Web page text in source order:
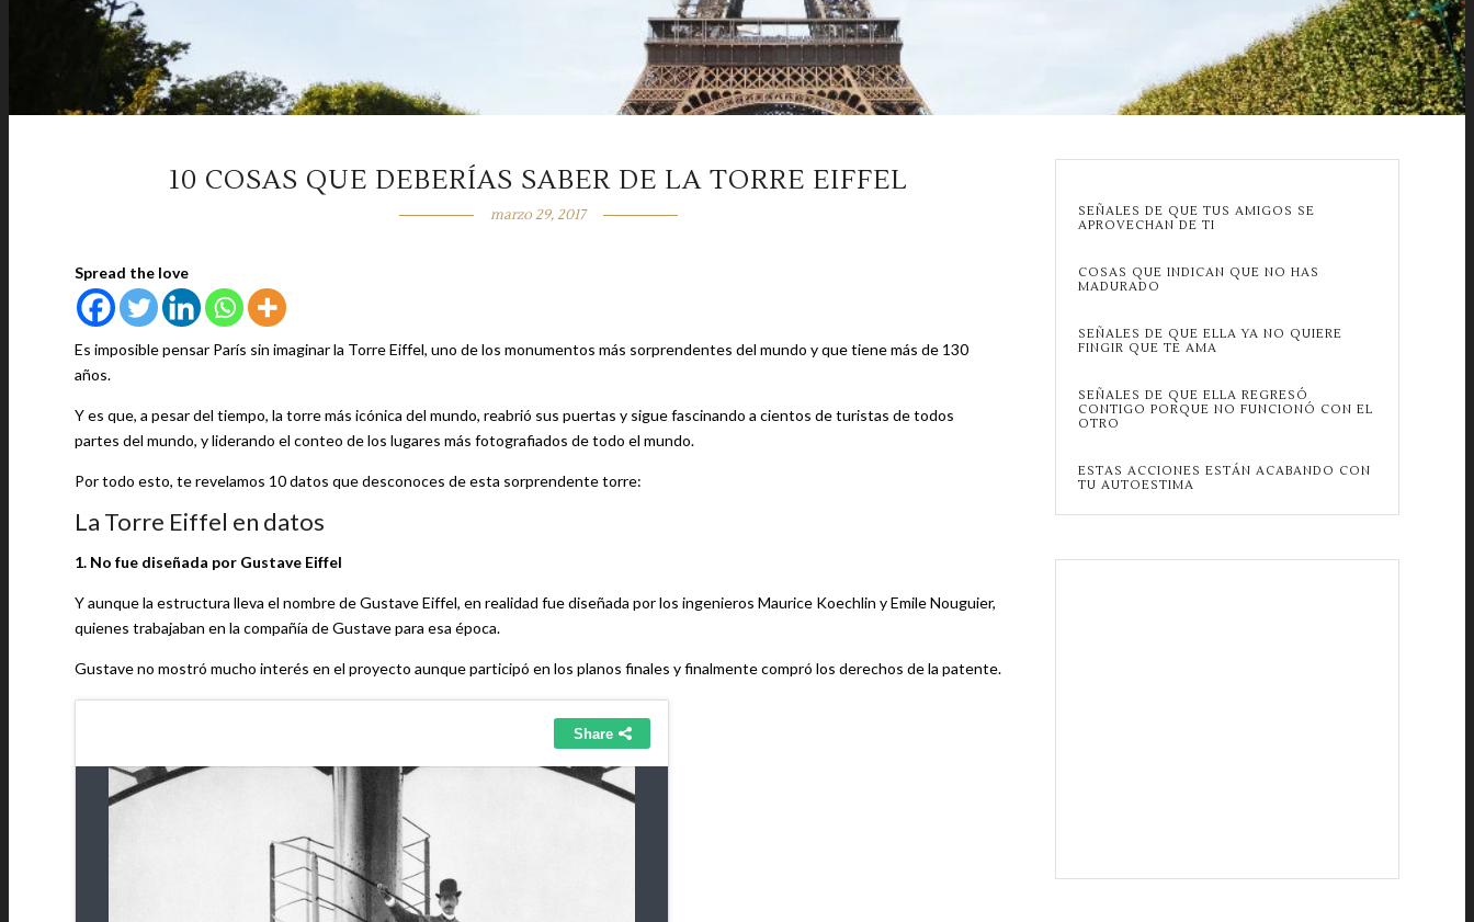
10 COSAS QUE DEBERÍAS SABER DE LA TORRE EIFFEL
marzo 29, 2017
Spread the love
Es imposible pensar París sin imaginar la Torre Eiffel, uno de los monumentos más sorprendentes del mundo y que tiene más de 130
años.
Y es que, a pesar del tiempo, la torre más icónica del mundo, reabrió sus puertas y sigue fascinando a cientos de turistas de todos
partes del mundo, y liderando el conteo de los lugares más fotografiados de todo el mundo.
Por todo esto, te revelamos 10 datos que desconoces de esta sorprendente torre:
La Torre Eiffel en datos
1. No fue diseñada por Gustave Eiffel
Y aunque la estructura lleva el nombre de Gustave Eiffel, en realidad fue diseñada por los ingenieros Maurice Koechlin y Emile Nouguier,
quienes trabajaban en la compañía de Gustave para esa época.
Gustave no mostró mucho interés en el proyecto aunque participó en los planos finales y finalmente compró los derechos de la patente.
SEÑALES DE QUE TUS AMIGOS SE
APROVECHAN DE TI
COSAS QUE INDICAN QUE NO HAS
MADURADO
SEÑALES DE QUE ELLA YA NO QUIERE
FINGIR QUE TE AMA
SEÑALES DE QUE ELLA REGRESÓ
CONTIGO PORQUE NO FUNCIONÓ CON EL
OTRO
ESTAS ACCIONES ESTÁN ACABANDO CON
TU AUTOESTIMA